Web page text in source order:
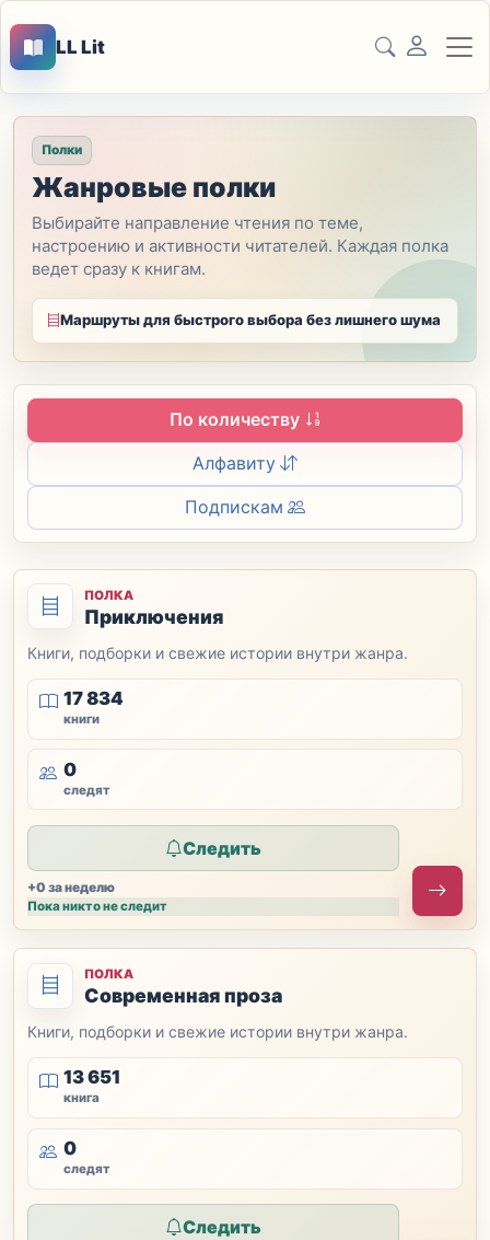
LL Lit
Полки
Жанровые полки
Выбирайте направление чтения по теме,
настроению и активности читателей. Каждая полка
ведет сразу к книгам.
Маршруты для быстрого выбора без лишнего шума
По количеству
Алфавиту
Подпискам
ПОЛКА
Приключения
Книги, подборки и свежие истории внутри жанра.
17 834
книги
0
следят
Следить
+0 за неделю
Пока никто не следит
ПОЛКА
Современная проза
Книги, подборки и свежие истории внутри жанра.
13 651
книга
0
следят
Следить